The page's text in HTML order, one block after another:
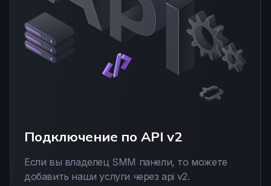
Подключение по API v2
Если вы владелец SMM панели, то можете
добавить наши услуги через арі v2.